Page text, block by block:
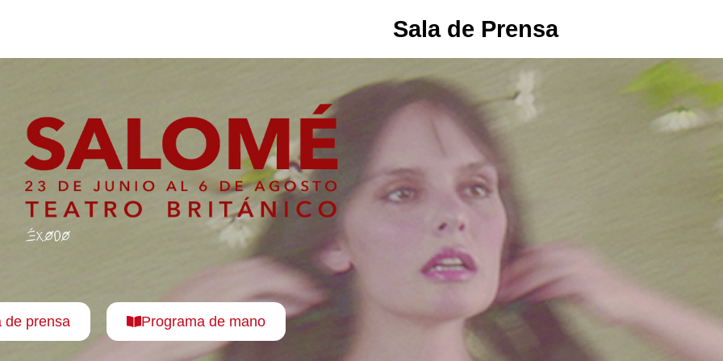
Sala de Prensa
de prensa Programa de mano